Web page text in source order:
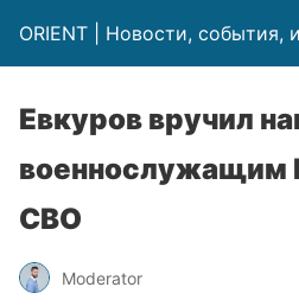
ORIENT | Новости, события,
Евкуров вручил
военнослужащим
СВО
Moderator